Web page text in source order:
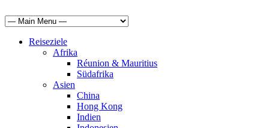
Reiseziele
Afrika
Réunion & Mauritius
Südafrika
Asien
China
Hong Kong
Indien